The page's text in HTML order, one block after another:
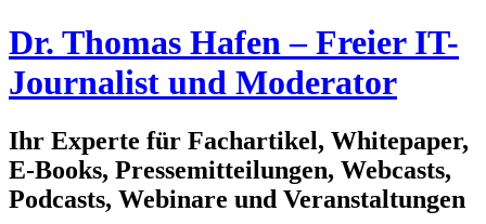
Zum
Inhalt
springen
Dr. Thomas Hafen – Freier IT-
Journalist und Moderator
Ihr Experte für Fachartikel, Whitepaper,
E-Books, Pressemitteilungen, Webcasts,
Podcasts, Webinare und Veranstaltungen